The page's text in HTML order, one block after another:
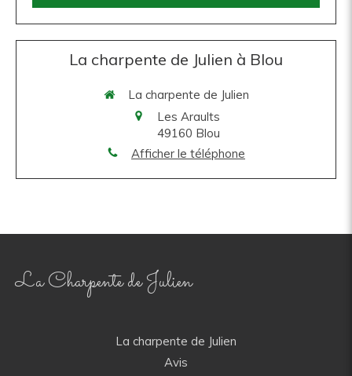
La charpente de Julien à Blou
La charpente de Julien
Les Araults
49160 Blou
Afficher le téléphone
La Charpente de Julien
La charpente de Julien
Avis